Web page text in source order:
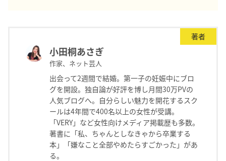
著者
小田桐あさぎ
作家、ネット芸人
出会って2週間で結婚。第一子の妊娠中にブロ
グを開設。独自論が好評を博し月間30万PVの
人気ブログへ。自分らしい魅力を開花するスク
ールは4年間で400名以上の女性が受講。
「VERY」など女性向けメディア掲載歴も多数。
著書に「私、ちゃんとしなきゃから卒業する
本」「嫌なこと全部やめたらすごかった」があ
る。